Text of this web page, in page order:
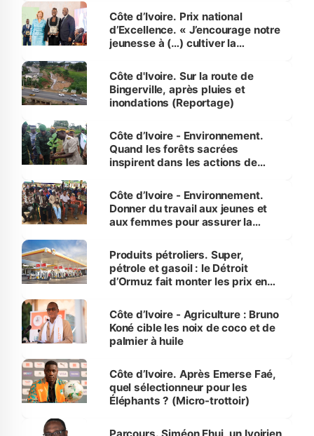
Côte d’Ivoire. Prix national
d’Excellence. « J’encourage notre
jeunesse à (…) cultiver la
(Alassane Ouattara
Côte d'Ivoire. Sur la route de
Bingerville, après pluies et
inondations (Reportage)
Côte d’Ivoire - Environnement.
Quand les forêts sacrées
inspirent dans les actions de
Côte d’Ivoire - Environnement.
Donner du travail aux jeunes et
aux femmes pour assurer la
menacées
Produits pétroliers. Super,
pétrole et gasoil : le Détroit
d’Ormuz fait monter les prix en
Côte d’Ivoire - Agriculture : Bruno
Koné cible les noix de coco et de
palmier à huile
Côte d’Ivoire. Après Emerse Faé,
quel sélectionneur pour les
Éléphants ? (Micro-trottoir)